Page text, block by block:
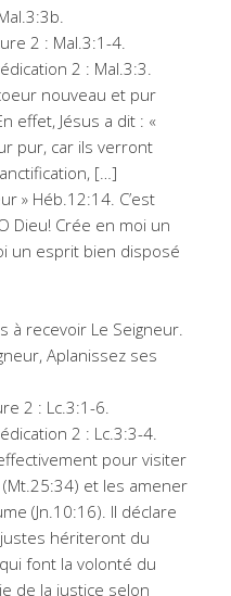
2 : Mal.3:1-4.
2 : Mal.3:3.
nouveau et pur
effet, Jésus a dit : «
pur, car ils verront
[…]
» Héb.12:14. C’est
Dieu! Crée en moi un
un esprit bien disposé
à recevoir Le Seigneur.
Aplanissez ses
2 : Lc.3:1-6.
2 : Lc.3:3-4.
pour visiter
et les amener
(Jn.10:16). Il déclare
hériteront du
font la volonté du
de la justice selon